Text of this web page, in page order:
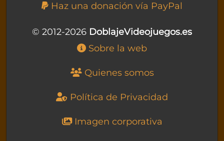
Haz una donación vía PayPal
© 2012-2026 DoblajeVideojuegos.es
Sobre la web
Quienes somos
Política de Privacidad
Imagen corporativa